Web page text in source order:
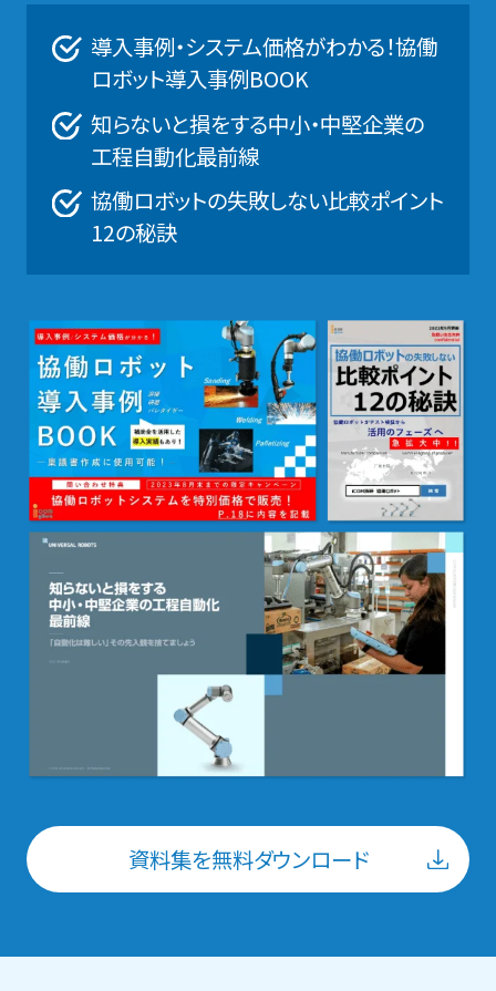
導入事例・システム価格がわかる！協働
ロボット導入事例BOOK
知らないと損をする中小・中堅企業の
工程自動化最前線
協働ロボットの失敗しない比較ポイント
12の秘訣
資料集を無料ダウンロード